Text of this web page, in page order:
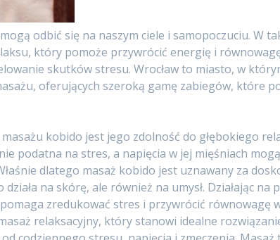
odbić się na naszym ciele i samopoczuciu. W
który pomoże przywrócić energię i
skutków stresu. Wrocław to miasto, w
oferujących szeroką gamę zabiegów, które
kobido jest jego zdolność do głębokiego
podatna na stres, a napięcia w jej mięśniach
dlatego masaż kobido jest uznawany za
na skórę, ale również na umysł. Działając na
zredukować stres i przywrócić równowagę
relaksacyjny, który stanowi idealne